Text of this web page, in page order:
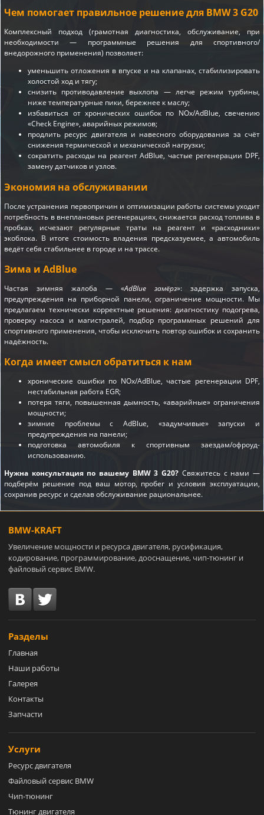
Чем помогает правильное решение для BMW 3 G20
Комплексный подход (грамотная диагностика, обслуживание, при
необходимости — программные решения для спортивного/
внедорожного применения) позволяет:
уменьшить отложения в впуске и на клапанах, стабилизировать
холостой ход и тягу;
снизить противодавление выхлопа — легче режим турбины,
ниже температурные пики, бережнее к маслу;
избавиться от хронических ошибок по NOx/AdBlue, свечению
«Check Engine», аварийных режимов;
продлить ресурс двигателя и навесного оборудования за счёт
снижения термической и механической нагрузки;
сократить расходы на реагент AdBlue, частые регенерации DPF,
замену датчиков и узлов.
Экономия на обслуживании
После устранения первопричин и оптимизации работы системы уходит
потребность в внеплановых регенерациях, снижается расход топлива в
пробках, исчезают регулярные траты на реагент и «расходники»
экоблока. В итоге стоимость владения предсказуемее, а автомобиль
ведёт себя стабильнее в городе и на трассе.
Зима и AdBlue
Частая зимняя жалоба — «AdBlue замёрз»: задержка запуска,
предупреждения на приборной панели, ограничение мощности. Мы
предлагаем технически корректные решения: диагностику подогрева,
проверку насоса и магистралей, подбор программных решений для
спортивного применения, чтобы исключить повтор ошибок и сохранить
надёжность.
Когда имеет смысл обратиться к нам
хронические ошибки по NOx/AdBlue, частые регенерации DPF,
нестабильная работа EGR;
потеря тяги, повышенная дымность, «аварийные» ограничения
мощности;
зимние проблемы с AdBlue, «задумчивые» запуски и
предупреждения на панели;
подготовка автомобиля к спортивным заездам/офроуд-
использованию.
Нужна консультация по вашему BMW 3 G20? Свяжитесь с нами —
подберём решение под ваш мотор, пробег и условия эксплуатации,
сохранив ресурс и сделав обслуживание рациональнее.
BMW-KRAFT
Увеличение мощности и ресурса двигателя, русификация,
кодирование, программирование, дооснащение, чип-тюнинг и
файловый сервис BMW.
Разделы
Главная
Наши работы
Галерея
Контакты
Запчасти
Услуги
Ресурс двигателя
Файловый сервис BMW
Чип-тюнинг
Тюнинг двигателя